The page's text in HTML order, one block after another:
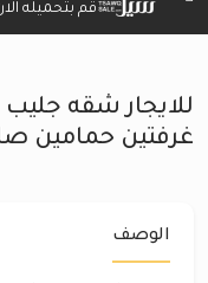
قم بتحميله
للايجار شقه
غرفتين حمامين
الوصف